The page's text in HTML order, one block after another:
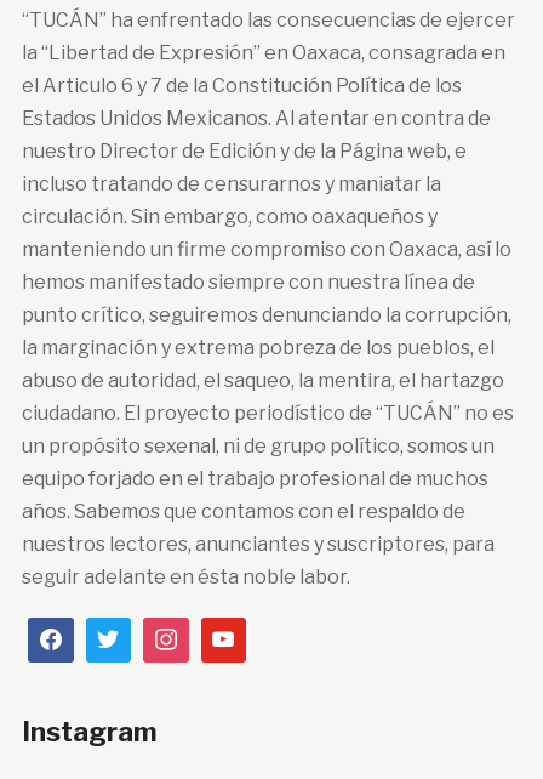
“TUCÁN” ha enfrentado las consecuencias de ejercer
la “Libertad de Expresión” en Oaxaca, consagrada en
el Articulo 6 y 7 de la Constitución Política de los
Estados Unidos Mexicanos. Al atentar en contra de
nuestro Director de Edición y de la Página web, e
incluso tratando de censurarnos y maniatar la
circulación. Sin embargo, como oaxaqueños y
manteniendo un firme compromiso con Oaxaca, así lo
hemos manifestado siempre con nuestra línea de
punto crítico, seguiremos denunciando la corrupción,
la marginación y extrema pobreza de los pueblos, el
abuso de autoridad, el saqueo, la mentira, el hartazgo
ciudadano. El proyecto periodístico de “TUCÁN” no es
un propósito sexenal, ni de grupo político, somos un
equipo forjado en el trabajo profesional de muchos
años. Sabemos que contamos con el respaldo de
nuestros lectores, anunciantes y suscriptores, para
seguir adelante en ésta noble labor.
Instagram